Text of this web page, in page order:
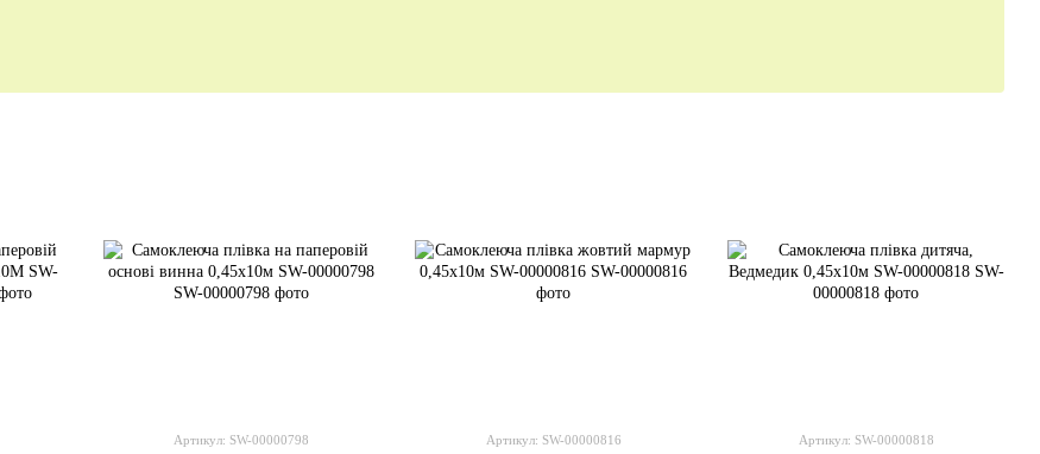
Артикул: SW-00000798 Артикул: SW-00000816 Артикул: SW-00000818